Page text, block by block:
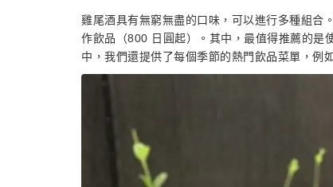
雞尾酒具有無窮無盡的口味，可以進行多種組合
作飲品（800 日圓起）。其中，最值得推薦的是
中，我們還提供了每個季節的熱門飲品菜單，例